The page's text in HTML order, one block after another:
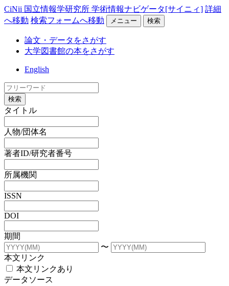
CiNii 国立情報学研究所 学術情報ナビゲータ[サイニィ] 詳細
へ移動 検索フォームへ移動 メニュー 検索
論文・データをさがす
大学図書館の本をさがす
English
検索
タイトル
人物/団体名
著者ID/研究者番号
所属機関
ISSN
DOI
期間
〜
本文リンク
本文リンクあり
データソース